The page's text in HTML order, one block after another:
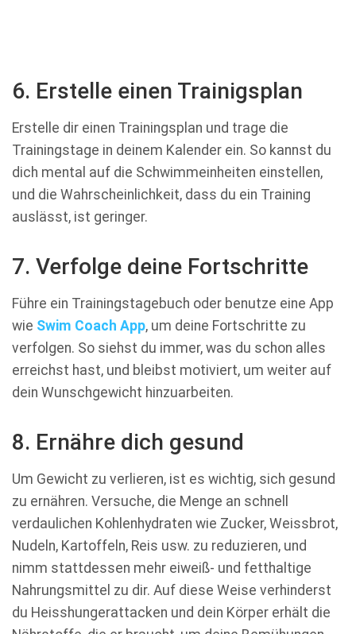
6. Erstelle einen Trainigsplan
Erstelle dir einen Trainingsplan und trage die
Trainingstage in deinem Kalender ein. So kannst du
dich mental auf die Schwimmeinheiten einstellen,
und die Wahrscheinlichkeit, dass du ein Training
auslässt, ist geringer.
7. Verfolge deine Fortschritte
Führe ein Trainingstagebuch oder benutze eine App
wie Swim Coach App, um deine Fortschritte zu
verfolgen. So siehst du immer, was du schon alles
erreichst hast, und bleibst motiviert, um weiter auf
dein Wunschgewicht hinzuarbeiten.
8. Ernähre dich gesund
Um Gewicht zu verlieren, ist es wichtig, sich gesund
zu ernähren. Versuche, die Menge an schnell
verdaulichen Kohlenhydraten wie Zucker, Weissbrot,
Nudeln, Kartoffeln, Reis usw. zu reduzieren, und
nimm stattdessen mehr eiweiß- und fetthaltige
Nahrungsmittel zu dir. Auf diese Weise verhinderst
du Heisshungerattacken und dein Körper erhält die